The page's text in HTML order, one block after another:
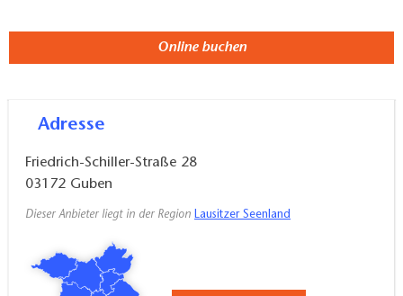
Online buchen
Adresse
Friedrich-Schiller-Straße 28
03172 Guben
Dieser Anbieter liegt in der Region Lausitzer Seenland